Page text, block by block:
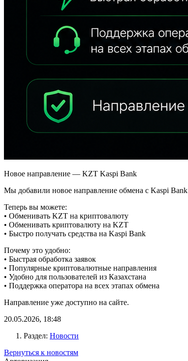
Новое направление — KZT Kaspi Bank
Мы добавили новое направление обмена с Kaspi Bank
Теперь вы можете:
• Обменивать KZT на криптовалюту
• Обменивать криптовалюту на KZT
• Быстро получать средства на Kaspi Bank
Почему это удобно:
• Быстрая обработка заявок
• Популярные криптовалютные направления
• Удобно для пользователей из Казахстана
• Поддержка оператора на всех этапах обмена
Направление уже доступно на сайте.
20.05.2026, 18:48
Раздел: Новости
Вернуться к новостям